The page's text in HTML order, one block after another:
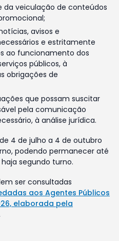
da veiculação de conteúdos
avisos e
e estritamente
ao funcionamento dos
públicos, à
obrigações de
que possam suscitar
pela comunicação
à análise jurídica.
4 de julho a 4 de outubro
podendo permanecer até
segundo turno.
ser consultadas
aos Agentes Públicos
elaborada pela